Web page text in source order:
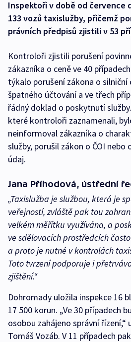
Inspektoři v době od července
133 vozů taxislužby, přičemž
právních předpisů zjistili v 53
Kontroloři zjistili porušení
zákazníka o ceně ve 40
týkalo porušení zákona o silniční
špatného účtování a ve třech
řádný doklad o poskytnutí
které kontroloři zaznamenali,
neinformoval zákazníka o
služby, porušil zákon o ČOI
údaj.
Jana Příhodová, ústřední
„Taxislužba je službou, která je
veřejností, zvláště pak tou
velkém měřítku využívána, a
ve sdělovacích prostředcích
a proto je nutné v kontrolách
Toto tvrzení podporuje i
zjištění.“
Dohromady uložila inspekce 16
17 500 korun. „Ve 30 případech
osobou zahájeno správní řízení,“
Tomáš Vozáb. V 11 případech